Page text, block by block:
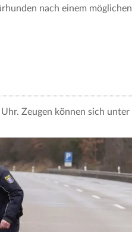
nach einem möglichen
Zeugen können sich unter